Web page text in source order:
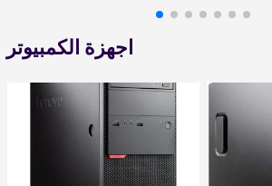
اجهزة الكمبيوتر